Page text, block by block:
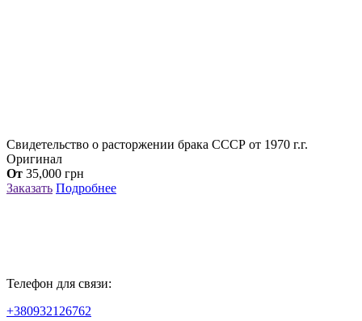
Свидетельство о расторжении брака СССР от 1970 г.г.
Оригинал
От 35,000 грн
Заказать Подробнее
Телефон для связи:
+380932126762